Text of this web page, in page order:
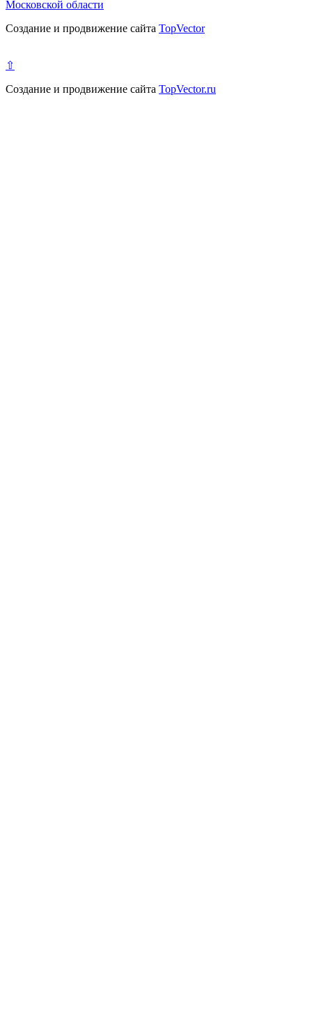
Московской области
Создание и продвижение сайта TopVector
⇧
Создание и продвижение сайта TopVector.ru